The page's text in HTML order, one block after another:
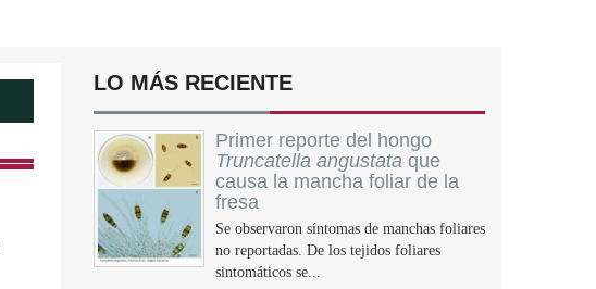
LO MÁS RECIENTE
Primer reporte del hongo
Truncatella angustata que
causa la mancha foliar de la
fresa
Se observaron síntomas de manchas foliares
no reportadas. De los tejidos foliares
sintomáticos se...